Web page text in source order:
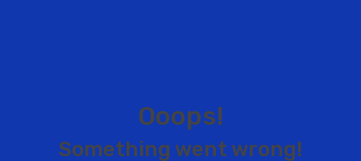
Ooops!
Something went wrong!